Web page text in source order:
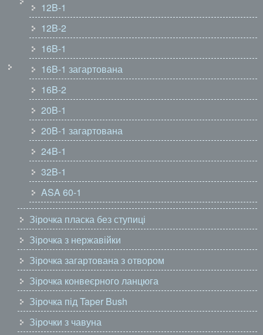
12B-1
12B-2
16B-1
16B-1 загартована
16B-2
20B-1
20B-1 загартована
24B-1
32B-1
ASA 60-1
Зірочка пласка без ступиці
Зірочка з нержавійки
Зірочка загартована з отвором
Зірочка конвеєрного ланцюга
Зірочка під Taper Bush
Зірочки з чавуна